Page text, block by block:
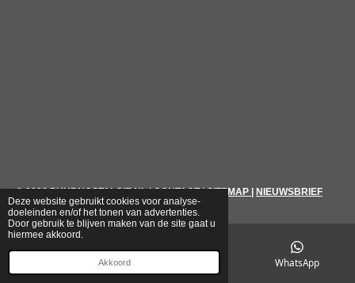
Deze website gebruikt cookies voor analyse-
doeleinden en/of het tonen van advertenties.
Door gebruik te blijven maken van de site gaat u
hiermee akkoord.
Akkoord
© 2026 PUURNOSTALGIE.NL|CONTACT|SITEMAP NIEUWSBRIEF
WhatsApp